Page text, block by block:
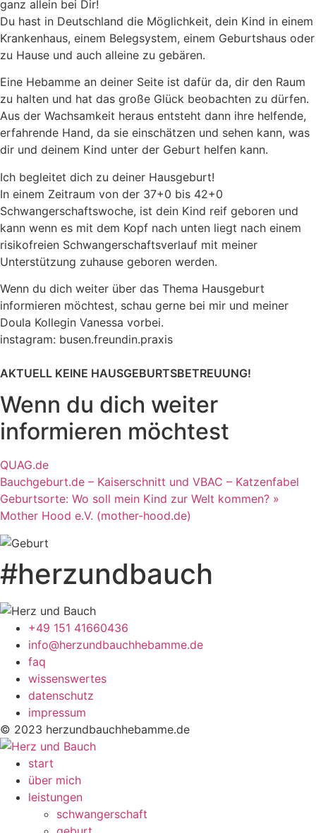
ganz allein bei Dir!
Du hast in Deutschland die Möglichkeit, dein Kind in einem
Krankenhaus, einem Belegsystem, einem Geburtshaus oder
zu Hause und auch alleine zu gebären.
Eine Hebamme an deiner Seite ist dafür da, dir den Raum
zu halten und hat das große Glück beobachten zu dürfen.
Aus der Wachsamkeit heraus entsteht dann ihre helfende,
erfahrende Hand, da sie einschätzen und sehen kann, was
dir und deinem Kind unter der Geburt helfen kann.
Ich begleitet dich zu deiner Hausgeburt!
In einem Zeitraum von der 37+0 bis 42+0
Schwangerschaftswoche, ist dein Kind reif geboren und
kann wenn es mit dem Kopf nach unten liegt nach einem
risikofreien Schwangerschaftsverlauf mit meiner
Unterstützung zuhause geboren werden.
Wenn du dich weiter über das Thema Hausgeburt
informieren möchtest, schau gerne bei mir und meiner
Doula Kollegin Vanessa vorbei.
instagram: busen.freundin.praxis
AKTUELL KEINE HAUSGEBURTSBETREUUNG!
Wenn du dich weiter
informieren möchtest​
QUAG.de
Bauchgeburt.de – Kaiserschnitt und VBAC – Katzenfabel
Geburtsorte: Wo soll mein Kind zur Welt kommen? »
Mother Hood e.V. (mother-hood.de)
#herzundbauch
+49 151 41660436
info@herzundbauchhebamme.de
faq
wissenswertes
datenschutz
impressum
© 2023 herzundbauchhebamme.de
start
über mich
leistungen
schwangerschaft